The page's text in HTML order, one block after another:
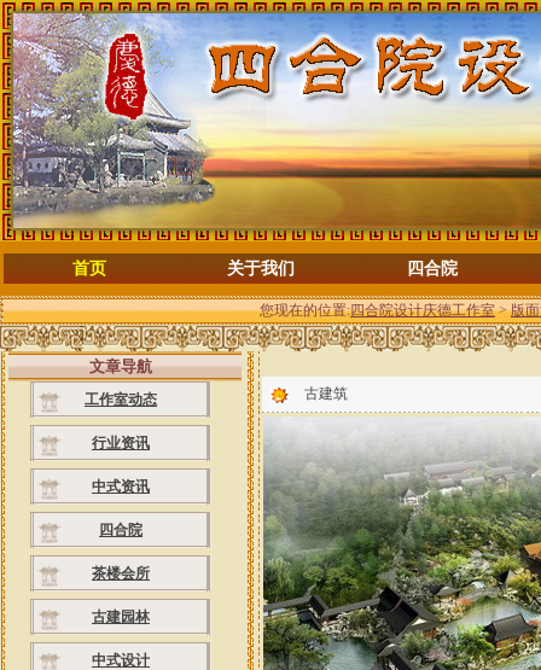
首页 关于我们 四合院
您现在的位置:四合院设计庆德工作室>版
文章导航
工作室动态
行业资讯
中式资讯
四合院
茶楼会所
古建园林
中式设计
古建筑